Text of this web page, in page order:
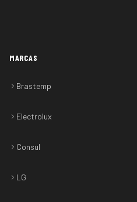
MARCAS
Brastemp
Electrolux
Consul
LG